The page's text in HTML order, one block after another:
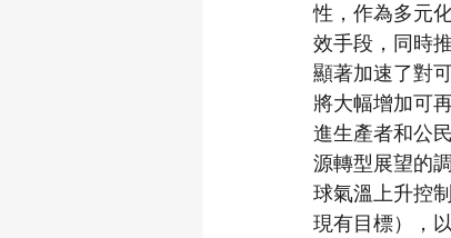
性，作為多元
效手段，同時
顯著加速了對
將大幅增加可
進生產者和公
源轉型展望的
球氣溫上升控
現有目標），